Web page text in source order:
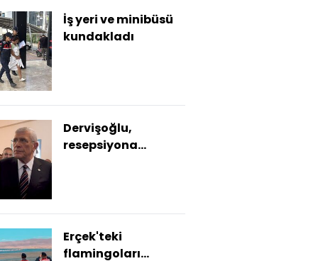
İş yeri ve minibüsü
kundakladı
Dervişoğlu,
resepsiyona
Erçek'teki
flamingoları